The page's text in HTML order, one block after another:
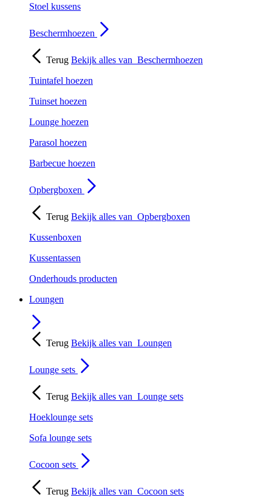
Stoel kussens
Beschermhoezen
Terug Bekijk alles van Beschermhoezen
Tuintafel hoezen
Tuinset hoezen
Lounge hoezen
Parasol hoezen
Barbecue hoezen
Opbergboxen
Terug Bekijk alles van Opbergboxen
Kussenboxen
Kussentassen
Onderhouds producten
Loungen
Terug Bekijk alles van Loungen
Lounge sets
Terug Bekijk alles van Lounge sets
Hoeklounge sets
Sofa lounge sets
Cocoon sets
Terug Bekijk alles van Cocoon sets